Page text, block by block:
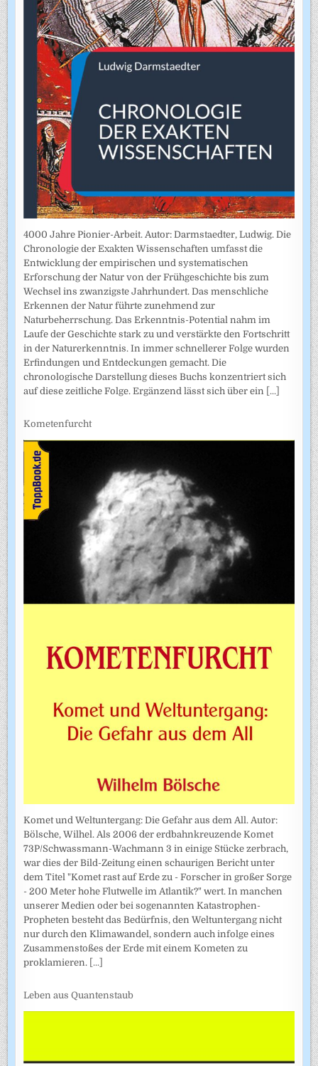
4000 Jahre Pionier-Arbeit. Autor: Darmstaedter, Ludwig. Die
Chronologie der Exakten Wissenschaften umfasst die
Entwicklung der empirischen und systematischen
Erforschung der Natur von der Frühgeschichte bis zum
Wechsel ins zwanzigste Jahrhundert. Das menschliche
Erkennen der Natur führte zunehmend zur
Naturbeherrschung. Das Erkenntnis-Potential nahm im
Laufe der Geschichte stark zu und verstärkte den Fortschritt
in der Naturerkenntnis. In immer schnellerer Folge wurden
Erfindungen und Entdeckungen gemacht. Die
chronologische Darstellung dieses Buchs konzentriert sich
auf diese zeitliche Folge. Ergänzend lässt sich über ein [...]
Kometenfurcht
Komet und Weltuntergang: Die Gefahr aus dem All. Autor:
Bölsche, Wilhel. Als 2006 der erdbahnkreuzende Komet
73P/Schwassmann-Wachmann 3 in einige Stücke zerbrach,
war dies der Bild-Zeitung einen schaurigen Bericht unter
dem Titel "Komet rast auf Erde zu - Forscher in großer Sorge
- 200 Meter hohe Flutwelle im Atlantik?" wert. In manchen
unserer Medien oder bei sogenannten Katastrophen-
Propheten besteht das Bedürfnis, den Weltuntergang nicht
nur durch den Klimawandel, sondern auch infolge eines
Zusammenstoßes der Erde mit einem Kometen zu
proklamieren. [...]
Leben aus Quantenstaub